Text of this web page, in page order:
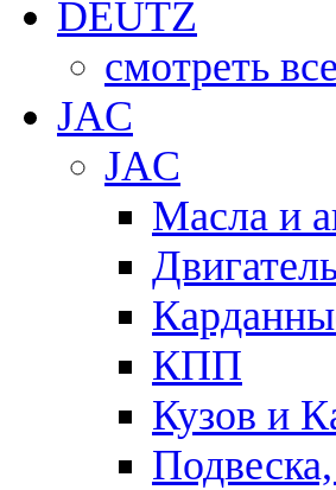
DEUTZ
смотреть все
JAC
JAC
Масла и
КПП
Кузов и